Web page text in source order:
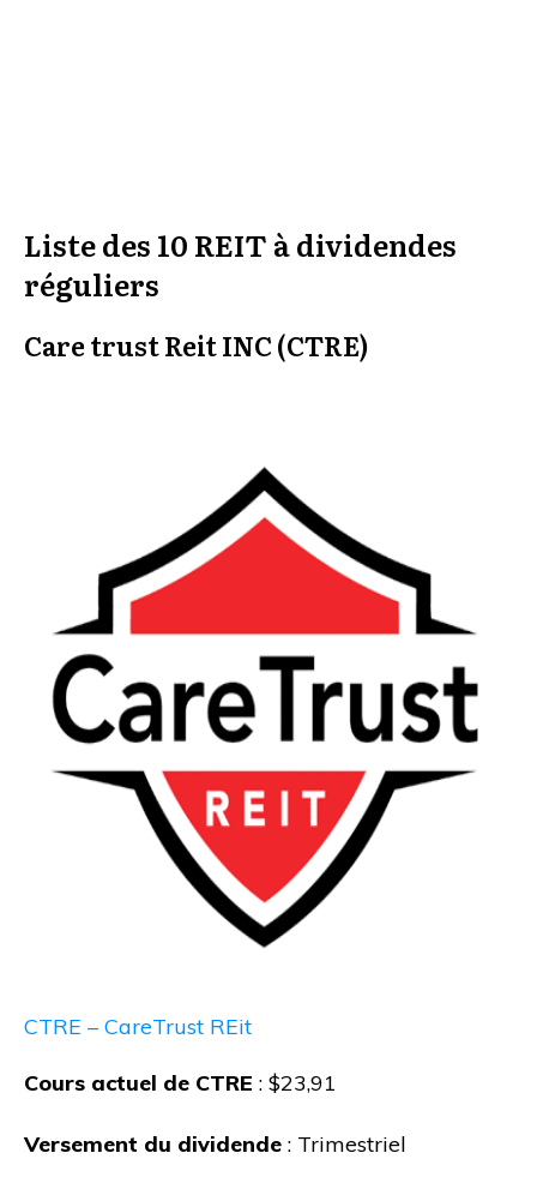
Liste des 10 REIT à dividendes
réguliers
Care trust Reit INC (CTRE)
CTRE – CareTrust REit
Cours actuel de CTRE : $23,91
Versement du dividende : Trimestriel